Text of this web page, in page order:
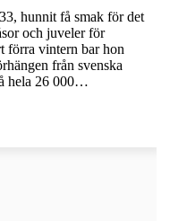
hunnit få smak för det
och juveler för
förra vintern bar hon
från svenska
hela 26 000…